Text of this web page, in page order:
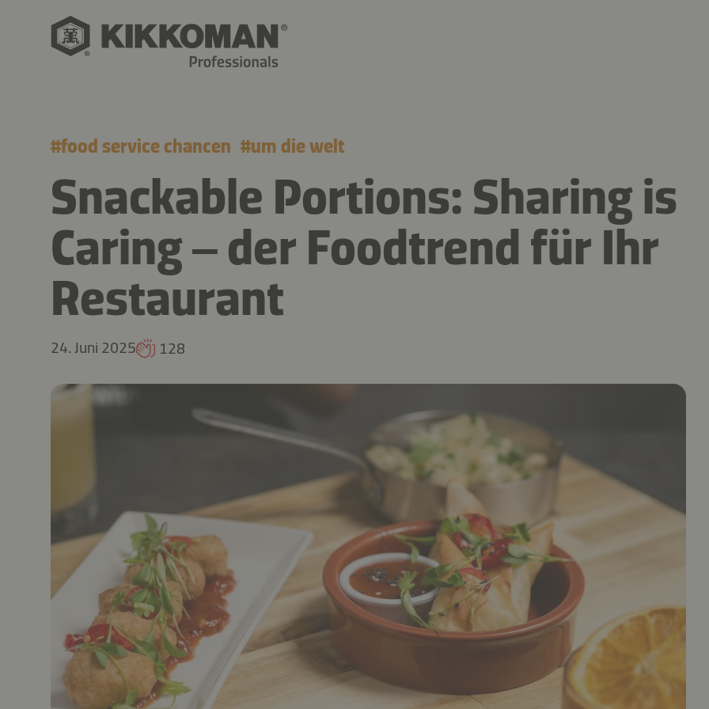
#food service chancen #um die welt
Snackable Portions: Sharing is
Caring – der Foodtrend für Ihr
Restaurant
24. Juni 2025 128